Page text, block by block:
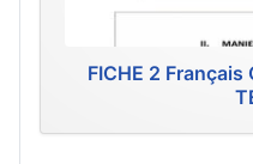
FICHE 2